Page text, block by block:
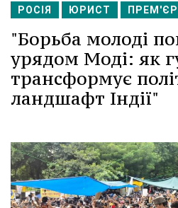
РОСІЯ ЮРИСТ
"Борьба молоді
урядом Моді: як
трансформує
ландшафт Індії"